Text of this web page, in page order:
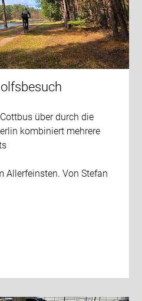
über durch die
kombiniert mehrere
Allerfeinsten. Von Stefan